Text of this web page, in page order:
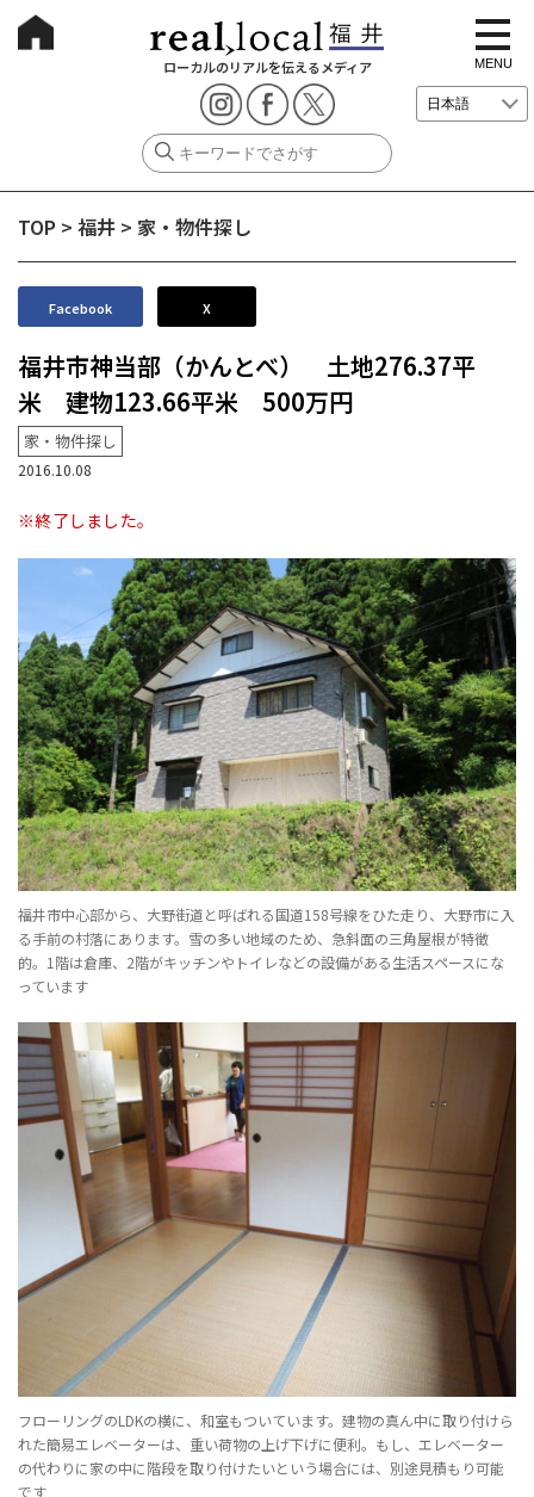
ローカルのリアルを伝えるメディア
t
o
g
g
e
i
i
MENU
TOP > 福井 > 家・物件探し
Facebook X
福井市神当部（かんとべ） 土地276.37平
米 建物123.66平米 500万円
家・物件探し
2016.10.08
※終了しました。
福井市中心部から、大野街道と呼ばれる国道158号線をひた走り、大野市に入
る手前の村落にあります。雪の多い地域のため、急斜面の三角屋根が特徴
的。1階は倉庫、2階がキッチンやトイレなどの設備がある生活スペースにな
っています
フローリングのLDKの横に、和室もついています。建物の真ん中に取り付けら
れた簡易エレベーターは、重い荷物の上げ下げに便利。もし、エレベーター
の代わりに家の中に階段を取り付けたいという場合には、別途見積もり可能
です